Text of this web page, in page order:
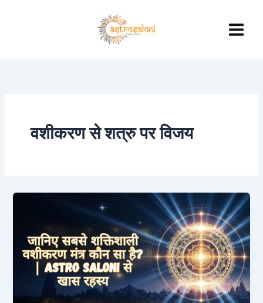
वशीकरण से शत्रु पर विजय